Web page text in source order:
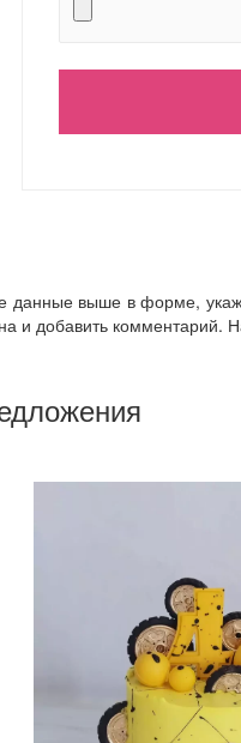
выше в форме,
добавить комментарий.